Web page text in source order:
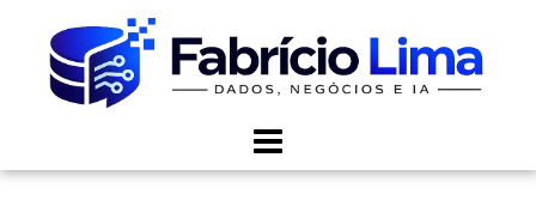
content